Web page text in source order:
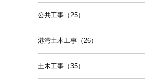
公共工事（25）
港湾土木工事（26）
土木工事（35）